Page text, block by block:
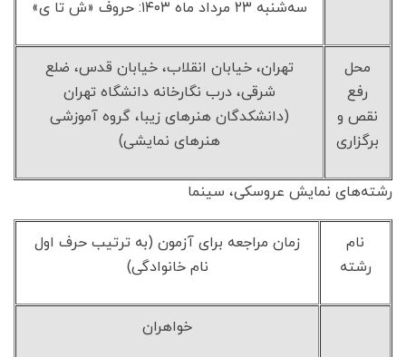
سه‌شنبه ۲۳ مرداد ماه ۱۴۰۳: حروف «ش تا ی»
محل
رفع
نقص و
برگزاری
تهران، خیابان انقلاب، خیابان قدس، ضلع
شرقی، درب نگارخانه دانشگاه تهران
(دانشکدگان هنرهای زیبا، گروه آموزشی
هنرهای نمایشی)
رشته‌های نمایش عروسکی، سینما
نام
رشته
زمان مراجعه برای آزمون (به ترتیب حرف اول
نام خانوادگی)
خواهران